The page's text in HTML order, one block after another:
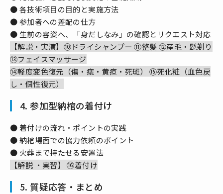
● 各技術項目の目的と実施方法
● 参加者への差配の仕方
● 生前の容姿へ、「身だしなみ」の確認とリクエスト対応
【解説・実演】⑩ドライシャンプー ⑪整髪 ⑫産毛・髭剃り
⑬フェイスマッサージ
⑭軽度変色復元（傷・痣・黄疸・死斑） ⑮死化粧（血色戻
し・個性復元）
4. 参加型納棺の着付け
● 着付けの流れ・ポイントの実践
● 納棺場面での協力依頼のポイント
● 火葬まで持たせる安置法
【解説 ・実習】 ⑯着付け
5. 質疑応答・まとめ